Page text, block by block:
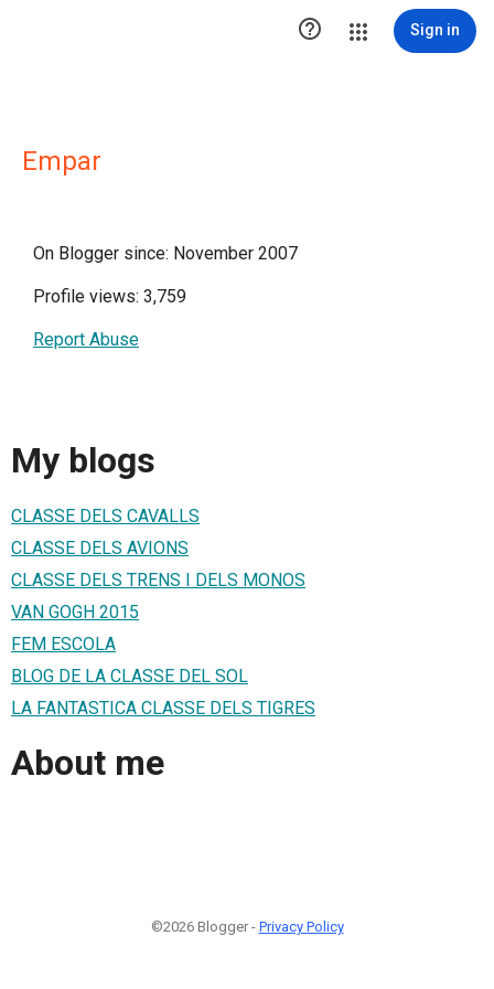
 Sign in
Empar
On Blogger since: November 2007
Profile views: 3,759
Report Abuse
My blogs
CLASSE DELS CAVALLS
CLASSE DELS AVIONS
CLASSE DELS TRENS I DELS MONOS
VAN GOGH 2015
FEM ESCOLA
BLOG DE LA CLASSE DEL SOL
LA FANTASTICA CLASSE DELS TIGRES
About me
©2026 Blogger - Privacy Policy